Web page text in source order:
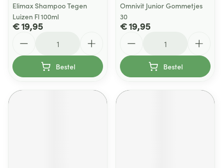
Elimax Shampoo Tegen
Luizen Fl 100ml
€ 19,95
Bestel
Omnivit Junior Gommetjes
30
€ 19,95
Bestel